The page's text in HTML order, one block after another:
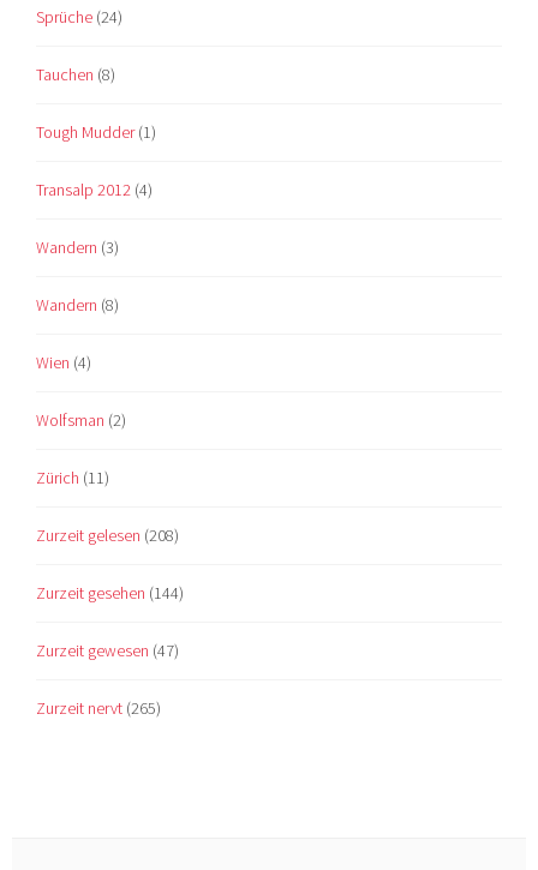
Sprüche (24)
Tauchen (8)
Tough Mudder(1)
Transalp 2012 (4)
Wandern (3)
Wandern (8)
Wien (4)
Wolfsman (2)
Zürich (11)
Zurzeit gelesen (208)
Zurzeit gesehen (144)
Zurzeit gewesen (47)
Zurzeit nervt (265)